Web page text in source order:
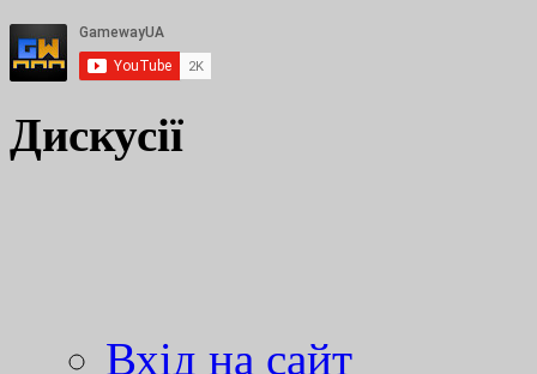
Дискусії
Вхід на сайт